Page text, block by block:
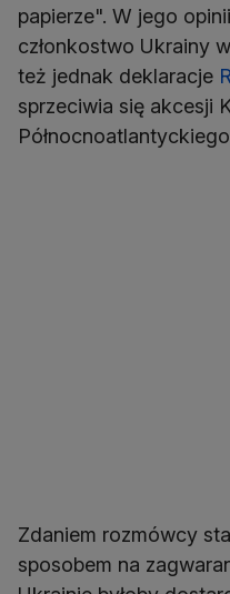
papierze". W jego
członkostwo Ukrainy
też jednak deklaracje
sprzeciwia się akcesji
Zdaniem rozmówcy
sposobem na